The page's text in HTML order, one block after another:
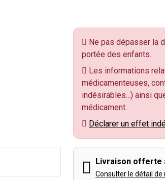
Ne pas dépasser la
portée des enfants.
Les informations
médicamenteuses,
indésirables...) ainsi
médicament.
Déclarer un effet
Livraison offerte
Consulter le détail de